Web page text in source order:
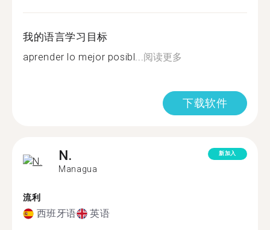
我的语言学习目标
aprender lo mejor posibl... 阅读更多
下载软件
N.
Managua
新加入
流利
西班牙语 英语